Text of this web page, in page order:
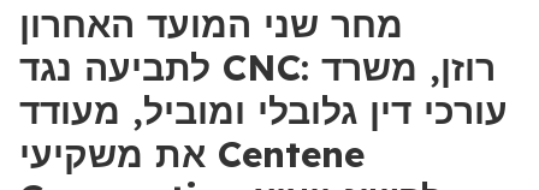
מחר שני המועד האחרון
לתביעה נגד CNC: רוזן, משרד
עורכי דין גלובלי ומוביל, מעודד
את משקיעי Centene